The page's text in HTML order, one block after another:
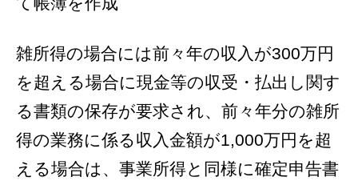
雑所得の場合には前々年の収入が300万円
を超える場合に現金等の収受・払出し関す
る書類の保存が要求され、前々年分の雑所
得の業務に係る収入金額が1,000万円を超
える場合は、事業所得と同様に確定申告書